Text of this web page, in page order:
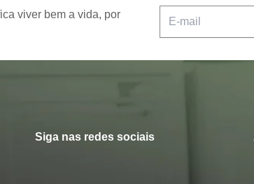
viver bem a vida, por
Siga nas redes sociais